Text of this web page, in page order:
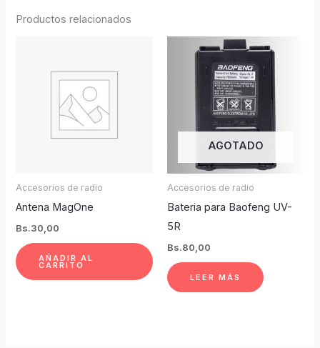
Productos relacionados
Accesorios de radio
Antena MagOne
Bs.30,00
AÑADIR AL
CARRITO
AGOTADO
Accesorios de radio
Bateria para Baofeng UV-
5R
Bs.80,00
LEER MÁS